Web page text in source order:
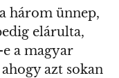
három ünnep,
elárulta,
a magyar
azt sokan